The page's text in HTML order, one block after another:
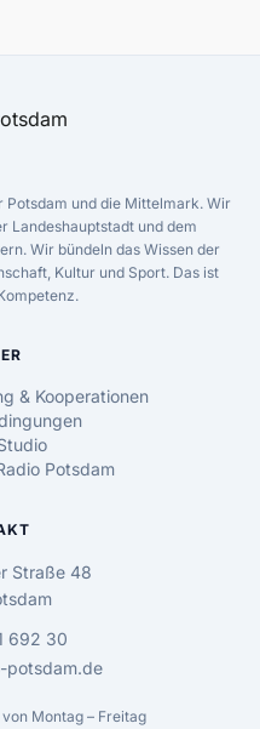
und die Mittelmark. Wir
Landeshauptstadt und dem
Wir bündeln das Wissen der
Kultur und Sport. Das ist
& Kooperationen
Potsdam
Straße 48
692 30
potsdam.de
Montag – Freitag